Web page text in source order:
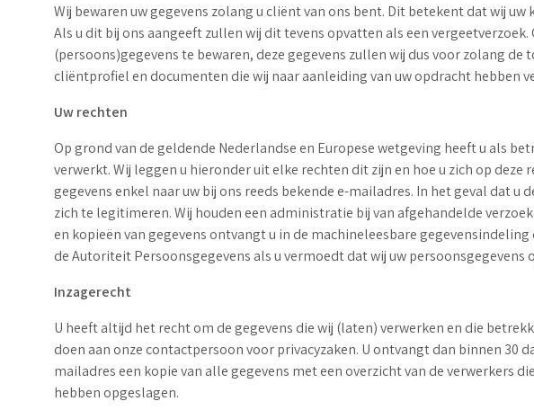
Wij bewaren uw gegevens zolang u cliënt van ons bent. Dit betekent dat wij
Als u dit bij ons aangeeft zullen wij dit tevens opvatten als een
(persoons)gegevens te bewaren, deze gegevens zullen wij dus voor zolang
cliëntprofiel en documenten die wij naar aanleiding van uw opdracht hebben
Uw rechten
Op grond van de geldende Nederlandse en Europese wetgeving heeft u als
verwerkt. Wij leggen u hieronder uit elke rechten dit zijn en hoe u zich op
gegevens enkel naar uw bij ons reeds bekende e-mailadres. In het geval dat
zich te legitimeren. Wij houden een administratie bij van afgehandelde
en kopieën van gegevens ontvangt u in de machineleesbare
de Autoriteit Persoonsgegevens als u vermoedt dat wij uw persoonsgegevens
Inzagerecht
U heeft altijd het recht om de gegevens die wij (laten) verwerken en die
doen aan onze contactpersoon voor privacyzaken. U ontvangt dan binnen 30
mailadres een kopie van alle gegevens met een overzicht van de verwerkers
hebben opgeslagen.